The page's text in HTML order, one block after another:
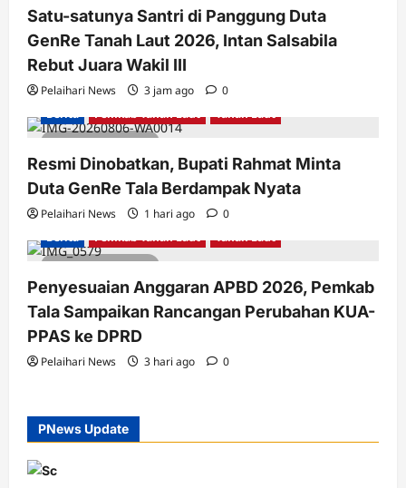
Satu-satunya Santri di Panggung Duta
GenRe Tanah Laut 2026, Intan Salsabila
Rebut Juara Wakil III
Pelaihari News 3 jam ago 0
3 minutes read
Berita Pemkab Tanah Laut Tanah Laut
Resmi Dinobatkan, Bupati Rahmat Minta
Duta GenRe Tala Berdampak Nyata
Pelaihari News 1 hari ago 0
2 minutes read
Berita Pemkab Tanah Laut Tanah Laut
Penyesuaian Anggaran APBD 2026, Pemkab
Tala Sampaikan Rancangan Perubahan KUA-
PPAS ke DPRD
Pelaihari News 3 hari ago 0
PNews Update